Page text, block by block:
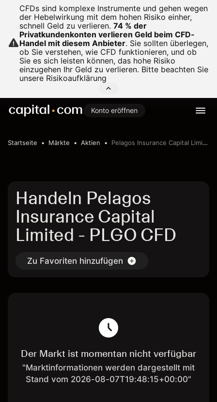
CFDs sind komplexe Instrumente und gehen wegen
der Hebelwirkung mit dem hohen Risiko einher,
schnell Geld zu verlieren. 74 % der
Privatkundenkonten verlieren Geld beim CFD-
Handel mit diesem Anbieter. Sie sollten überlegen,
ob Sie verstehen, wie CFD funktionieren, und ob
Sie es sich leisten können, das hohe Risiko
einzugehen Ihr Geld zu verlieren. Bitte beachten Sie
unsere Risikoaufklärung
Konto eröffnen
Startseite Märkte Aktien Pelagos Insurance Capital Limited
Handeln Pelagos
Insurance Capital
Limited - PLGO CFD
Zu Favoriten hinzufügen
Der Markt ist momentan nicht verfügbar
"Marktinformationen werden dargestellt mit
Stand vom 2026-08-07T19:48:15+00:00"